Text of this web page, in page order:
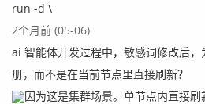
run -d \
2个月前 (05-06)
ai 智能体开发过程中，敏感词修改后
册，而不是在当前节点里直接刷新？
因为这是集群场景。单节点内直接刷